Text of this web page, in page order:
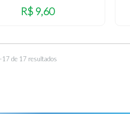
R$ 9,60
de 17 resultados